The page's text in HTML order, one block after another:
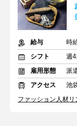
給与
時
シフト
週
雇用形態
派
アクセス
池
ファッション人材